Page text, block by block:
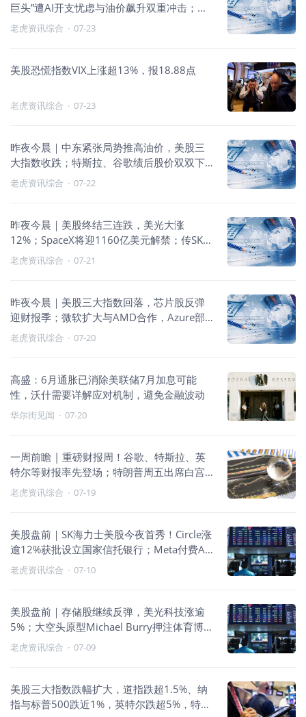
巨头”遭AI开支忧虑与油价飙升双重冲击；特
斯拉绩后挫15%，空头单日获利逾40亿美
老虎资讯综合 · 07-23
美股恐慌指数VIX上涨超13%，报18.88点
老虎资讯综合 · 07-23
昨夜今晨｜中东紧张局势推高油价，美股三
大指数收跌；特斯拉、谷歌绩后股价双双下
挫；特朗普称联邦政府9月或停摆
老虎资讯综合 · 07-22
昨夜今晨｜美股终结三连跌，美光大涨
12%；SpaceX将迎1160亿美元解禁；传SK海
力士洽购英特尔园区
老虎资讯综合 · 07-21
昨夜今晨｜美股三大指数回落，芯片股反弹
迎财报季；微软扩大与AMD合作，Azure部
署新一代AI芯片；谷歌研发Gemini芯片，最
老虎资讯综合 · 07-20
高盛：6月通胀已消除美联储7月加息可能
性，沃什需要详解应对机制，避免金融波动
华尔街见闻 · 07-20
一周前瞻 | 重磅财报周！谷歌、特斯拉、英
特尔等财报率先登场；特朗普周五出席白宫
记协晚宴；AMD举办AI大会，苏姿丰发表演
老虎资讯综合 · 07-19
美股盘前｜SK海力士美股今夜首秀！Circle涨
逾12%获批设立国家信托银行；Meta付费AI
大模型能力据称超Google
老虎资讯综合 · 07-10
美股盘前｜存储股继续反弹，美光科技涨逾
5%；大空头原型Michael Burry押注体育博彩
股，加仓京东；Meta盘前股价承压
老虎资讯综合 · 07-09
美股三大指数跌幅扩大，道指跌超1.5%、纳
指与标普500跌近1%，英特尔跌超5%，特斯